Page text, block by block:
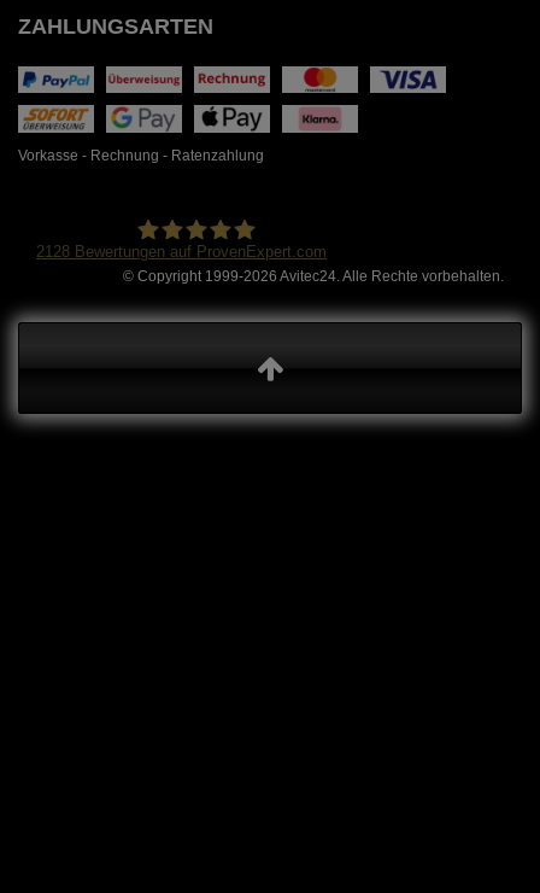
ZAHLUNGSARTEN
Vorkasse - Rechnung - Ratenzahlung
2128 Bewertungen auf ProvenExpert.com
© Copyright 1999-2026 Avitec24. Alle Rechte vorbehalten.